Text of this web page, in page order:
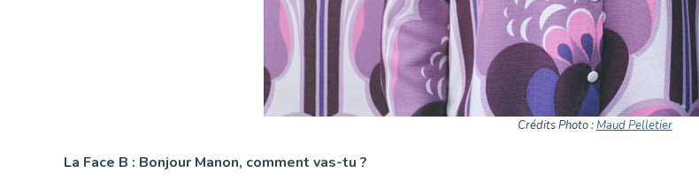
Crédits Photo :Maud Pelletier
La Face B : Bonjour Manon, comment vas-tu ?